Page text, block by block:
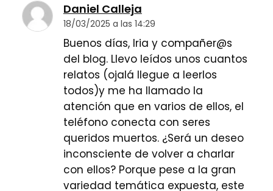
Daniel Calleja
18/03/2025 a las 14:29
Buenos días, Iria y compañer@s
del blog. Llevo leídos unos cuantos
relatos (ojalá llegue a leerlos
todos)y me ha llamado la
atención que en varios de ellos, el
teléfono conecta con seres
queridos muertos. ¿Será un deseo
inconsciente de volver a charlar
con ellos? Porque pese a la gran
variedad temática expuesta, este